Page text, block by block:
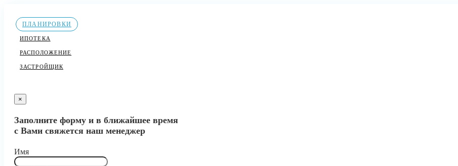
ПЛАНИРОВКИ
ИПОТЕКА
РАСПОЛОЖЕНИЕ
ЗАСТРОЙЩИК
×
Заполните форму и в ближайшее время
с Вами свяжется наш менеджер
Имя